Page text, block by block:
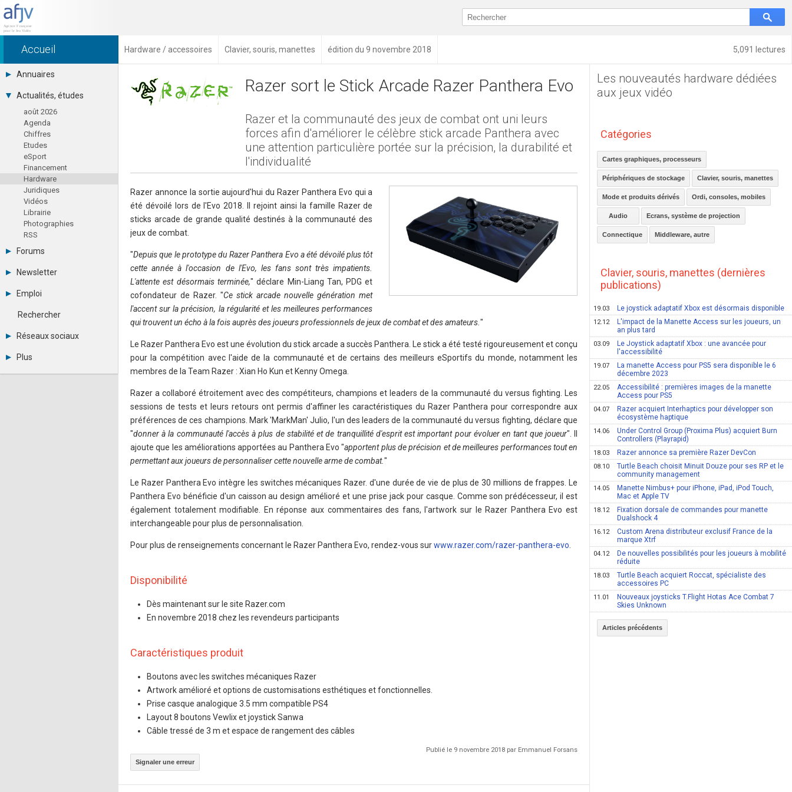
5,091 lectures
Accueil Hardware / accessoires Clavier, souris, manettes édition du 9 novembre 2018
Annuaires
Toutes les sociétés (691)
Studios (418)
Editeurs (49)
Distributeurs (16)
Hard. / Accessoires (10)
Middlewares (15)
Prestataires (99)
Assoc. / Syndicats (21)
Formations / Ecoles (46)
Presse spécialisée (17)
Actualités, études
août 2026
Agenda
Chiffres
Etudes
eSport
Financement
Hardware
Juridiques
Vidéos
Librairie
Photographies
RSS
Forums
Tous les forums
Se connecter
Messages privés
Contacter un modérateur
Newsletter
Archives
Abonnement
Emploi
Consulter les annonces
Observatoire de l'emploi
Rechercher
Réseaux sociaux
LinkedIn
Plus
Annonceurs
Razer sort le Stick Arcade Razer Panthera Evo
Razer et la communauté des jeux de combat ont uni leurs
forces afin d'améliorer le célèbre stick arcade Panthera avec
une attention particulière portée sur la précision, la durabilité et
l'individualité
Razer annonce la sortie aujourd'hui du Razer Panthera Evo qui a
été dévoilé lors de l'Evo 2018. Il rejoint ainsi la famille Razer de
sticks arcade de grande qualité destinés à la communauté des
jeux de combat.
"Depuis que le prototype du Razer Panthera Evo a été dévoilé plus tôt
cette année à l'occasion de l'Evo, les fans sont très impatients.
L'attente est désormais terminée," déclare Min-Liang Tan, PDG et
cofondateur de Razer. "Ce stick arcade nouvelle génération met
l'accent sur la précision, la régularité et les meilleures performances
qui trouvent un écho à la fois auprès des joueurs professionnels de jeux de combat et des amateurs. "
Le Razer Panthera Evo est une évolution du stick arcade a succès Panthera. Le stick a été testé rigoureusement et conçu
pour la compétition avec l'aide de la communauté et de certains des meilleurs eSportifs du monde, notamment les
membres de la Team Razer : Xian Ho Kun et Kenny Omega.
Razer a collaboré étroitement avec des compétiteurs, champions et leaders de la communauté du versus fighting. Les
sessions de tests et leurs retours ont permis d'affiner les caractéristiques du Razer Panthera pour correspondre aux
préférences de ces champions. Mark 'MarkMan' Julio, l'un des leaders de la communauté du versus fighting, déclare que
"donner à la communauté l'accès à plus de stabilité et de tranquillité d'esprit est important pour évoluer en tant que joueur". Il
ajoute que les améliorations apportées au Panthera Evo "apportent plus de précision et de meilleures performances tout en
permettant aux joueurs de personnaliser cette nouvelle arme de combat."
Le Razer Panthera Evo intègre les switches mécaniques Razer. d'une durée de vie de plus de 30 millions de frappes. Le
Panthera Evo bénéficie d'un caisson au design amélioré et une prise jack pour casque. Comme son prédécesseur, il est
également totalement modifiable. En réponse aux commentaires des fans, l'artwork sur le Razer Panthera Evo est
interchangeable pour plus de personnalisation.
Pour plus de renseignements concernant le Razer Panthera Evo, rendez-vous surwww.razer.com/razer-panthera-evo
Disponibilité
Dès maintenant sur le site Razer.com
En novembre 2018 chez les revendeurs participants
Caractéristiques produit
Boutons avec les switches mécaniques Razer
Artwork amélioré et options de customisations esthétiques et fonctionnelles.
Prise casque analogique 3.5 mm compatible PS4
Layout 8 boutons Vewlix et joystick Sanwa
Câble tressé de 3 m et espace de rangement des câbles
Publié le 9 novembre 2018 par Emmanuel Forsans
Signaler une erreur
Les nouveautés hardware dédiées
aux jeux vidéo
Catégories
Cartes graphiques, processeurs
Périphériques de stockage Clavier, souris, manettes
Mode et produits dérivés Ordi, consoles, mobiles
Audio Ecrans, système de projection
Connectique Middleware, autre
Clavier, souris, manettes (dernières
publications)
19.03 Le joystick adaptatif Xbox est désormais disponible
12.12
L'impact de la Manette Access sur les joueurs, un
an plus tard
03.09
Le Joystick adaptatif Xbox : une avancée pour
l'accessibilité
19.07
La manette Access pour PS5 sera disponible le 6
décembre 2023
22.05
Accessibilité : premières images de la manette
Access pour PS5
04.07
Razer acquiert Interhaptics pour développer son
écosystème haptique
14.06
Under Control Group (Proxima Plus) acquiert Burn
Controllers (Playrapid)
18.03 Razer annonce sa première Razer DevCon
08.10
Turtle Beach choisit Minuit Douze pour ses RP et le
community management
14.05
Manette Nimbus+ pour iPhone, iPad, iPod Touch,
Mac et Apple TV
18.12
Fixation dorsale de commandes pour manette
Dualshock 4
16.12
Custom Arena distributeur exclusif France de la
marque Xtrf
04.12
De nouvelles possibilités pour les joueurs à mobilité
réduite
18.03
Turtle Beach acquiert Roccat, spécialiste des
accessoires PC
11.01
Nouveaux joysticks T.Flight Hotas Ace Combat 7
Skies Unknown
Articles précédents